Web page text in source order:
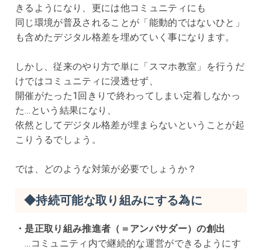
きるようになり、更には他コミュニティにも
同じ環境が普及されることが「能動的ではないひと」
も含めたデジタル格差を埋めていく事になります。
しかし、従来のやり方で単に「スマホ教室」を行うだ
けではコミュニティに浸透せず、
開催がたった1 回きりで終わってしまい定着しなかっ
た…という結果になり、
依然としてデジタル格差が埋まらないということが起
こりうるでしょう。
では、どのような対策が必要でしょうか？
◆持続可能な取り組みにする為に
・是正取り組み推進者（＝アンバサダー）の創出
…コミュニティ内で継続的な運営ができるようにす